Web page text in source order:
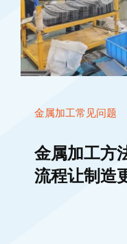
金属加工常见问题
金属加工方
流程让制造